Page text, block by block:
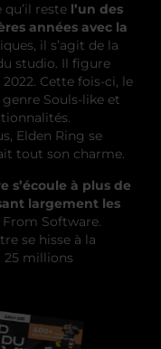
reste l’un des
années avec la
il s’agit de la
studio. Il figure
Cette fois-ci, le
Souls-like et
Elden Ring se
tout son charme.
s’écoule à plus de
largement les
From Software.
se hisse à la
25 millions